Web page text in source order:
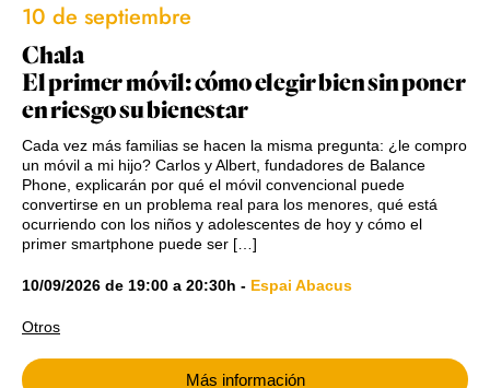
10 de septiembre
Chala
El primer móvil: cómo elegir bien sin poner
en riesgo su bienestar
Cada vez más familias se hacen la misma pregunta: ¿le compro
un móvil a mi hijo? Carlos y Albert, fundadores de Balance
Phone, explicarán por qué el móvil convencional puede
convertirse en un problema real para los menores, qué está
ocurriendo con los niños y adolescentes de hoy y cómo el
primer smartphone puede ser […]
10/09/2026 de 19:00 a 20:30h - Espai Abacus
Otros
Más información